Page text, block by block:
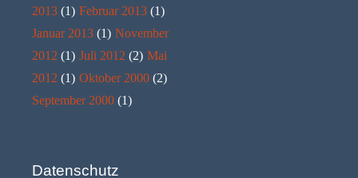
2013 (1) Februar 2013 (1)
Januar 2013 (1) November
2012 (1) Juli 2012 (2) Mai
2012 (1) Oktober 2000 (2)
September 2000 (1)
Datenschutz